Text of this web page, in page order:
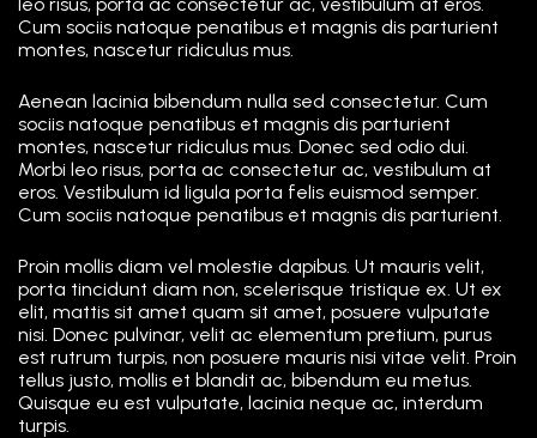
Cum sociis natoque penatibus et magnis dis parturient
montes, nascetur ridiculus mus.
Aenean lacinia bibendum nulla sed consectetur. Cum
sociis natoque penatibus et magnis dis parturient
montes, nascetur ridiculus mus. Donec sed odio dui.
Morbi leo risus, porta ac consectetur ac, vestibulum at
eros. Vestibulum id ligula porta felis euismod semper.
Cum sociis natoque penatibus et magnis dis parturient.
Proin mollis diam vel molestie dapibus. Ut mauris velit,
porta tincidunt diam non, scelerisque tristique ex. Ut ex
elit, mattis sit amet quam sit amet, posuere vulputate
nisi. Donec pulvinar, velit ac elementum pretium, purus
est rutrum turpis, non posuere mauris nisi vitae velit. Proin
tellus justo, mollis et blandit ac, bibendum eu metus.
Quisque eu est vulputate, lacinia neque ac, interdum
turpis.